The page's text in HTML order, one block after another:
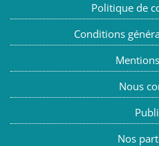
Politique de
Conditions
Nous
Nos